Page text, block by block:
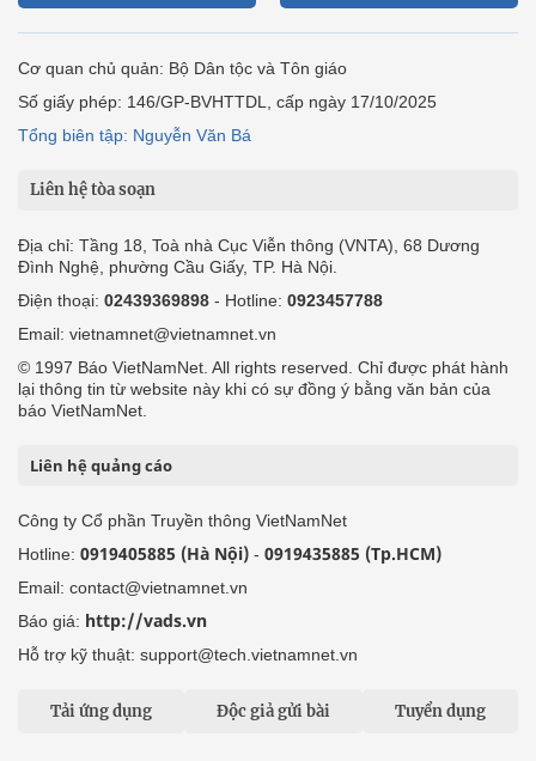
Cơ quan chủ quản: Bộ Dân tộc và Tôn giáo
Số giấy phép: 146/GP-BVHTTDL, cấp ngày 17/10/2025
Tổng biên tập: Nguyễn Văn Bá
Liên hệ tòa soạn
Địa chỉ: Tầng 18, Toà nhà Cục Viễn thông (VNTA), 68 Dương
Đình Nghệ, phường Cầu Giấy, TP. Hà Nội.
Điện thoại: 02439369898 - Hotline: 0923457788
Email: vietnamnet@vietnamnet.vn
© 1997 Báo VietNamNet. All rights reserved. Chỉ được phát hành
lại thông tin từ website này khi có sự đồng ý bằng văn bản của
báo VietNamNet.
Liên hệ quảng cáo
Công ty Cổ phần Truyền thông VietNamNet
Hotline: 0919405885 (Hà Nội) - 0919435885 (Tp.HCM)
Email: contact@vietnamnet.vn
Báo giá: http://vads.vn
Hỗ trợ kỹ thuật: support@tech.vietnamnet.vn
Tải ứng dụng Độc giả gửi bài Tuyển dụng